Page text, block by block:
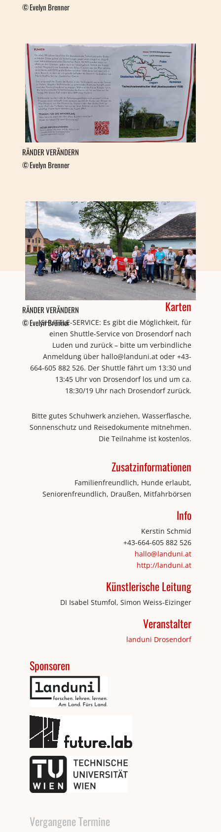
Evelyn Brenner
RÄNDER VERÄNDERN
Evelyn Brenner
RÄNDER VERÄNDERN
Evelyn Brenner
Karten
SHUTTLE-SERVICE: Es gibt die Möglichkeit, für
einen Shuttle-Service von Drosendorf nach
Luden und zurück – bitte um verbindliche
Anmeldung über hallo@landuni.at oder +43-
664-605 882 526. Der Shuttle fährt um 13:30 und
13:45 Uhr von Drosendorf los und um ca.
18:30/19 Uhr nach Drosendorf zurück.
Bitte gutes Schuhwerk anziehen, Wasserflasche,
Sonnenschutz und Reisedokumente mitnehmen.
Die Teilnahme ist kostenlos.
Zusatzinformationen
Familienfreundlich, Hunde erlaubt,
Seniorenfreundlich, Draußen, Mitfahrbörsen
Info
Kerstin Schmid
+43-664-605 882 526
hallo@landuni.at
http://landuni.at
Künstlerische Leitung
DI Isabel Stumfol, Simon Weiss-Eizinger
Veranstalter
landuni Drosendorf
Sponsoren
Vergangene Termine